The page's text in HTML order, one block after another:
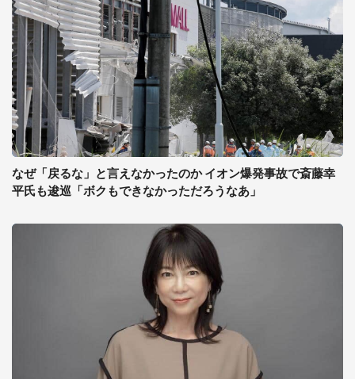
なぜ「戻るな」と言えなかったのか イオン爆発事故で斎藤幸
平氏も逡巡「ボクもできなかっただろうなあ」